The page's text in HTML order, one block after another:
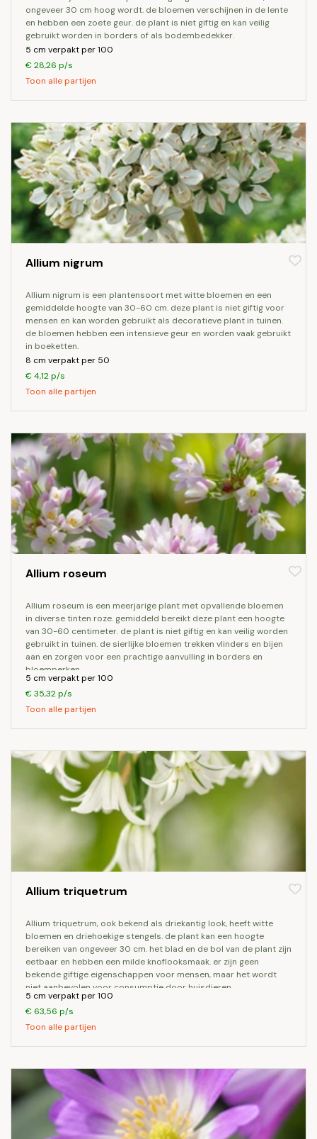
ongeveer 30 cm hoog wordt. de bloemen verschijnen in de lente
en hebben een zoete geur. de plant is niet giftig en kan veilig
gebruikt worden in borders of als bodembedekker.
5 cm verpakt per 100
€ 28,26 p/s
Toon alle partijen
Allium nigrum
allium nigrum is een plantensoort met witte bloemen en een
gemiddelde hoogte van 30-60 cm. deze plant is niet giftig voor
mensen en kan worden gebruikt als decoratieve plant in tuinen.
de bloemen hebben een intensieve geur en worden vaak gebruikt
in boeketten.
8 cm verpakt per 50
€ 4,12 p/s
Toon alle partijen
Allium roseum
allium roseum is een meerjarige plant met opvallende bloemen
in diverse tinten roze. gemiddeld bereikt deze plant een hoogte
van 30-60 centimeter. de plant is niet giftig en kan veilig worden
gebruikt in tuinen. de sierlijke bloemen trekken vlinders en bijen
aan en zorgen voor een prachtige aanvulling in borders en
bloemperken.
5 cm verpakt per 100
€ 35,32 p/s
Toon alle partijen
Allium triquetrum
allium triquetrum, ook bekend als driekantig look, heeft witte
bloemen en driehoekige stengels. de plant kan een hoogte
bereiken van ongeveer 30 cm. het blad en de bol van de plant zijn
eetbaar en hebben een milde knoflooksmaak. er zijn geen
bekende giftige eigenschappen voor mensen, maar het wordt
niet aanbevolen voor consumptie door huisdieren.
5 cm verpakt per 100
€ 63,56 p/s
Toon alle partijen